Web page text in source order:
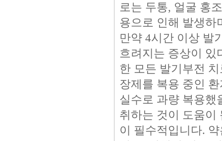
로는 두통, 얼굴 홍
용으로 인해 발생하
만약 4시간 이상 발
흐려지는 증상이 있
한 모든 발기부전
장제를 복용 중인
실수로 과량 복용했
취하는 것이 도움이
이 필수적입니다.